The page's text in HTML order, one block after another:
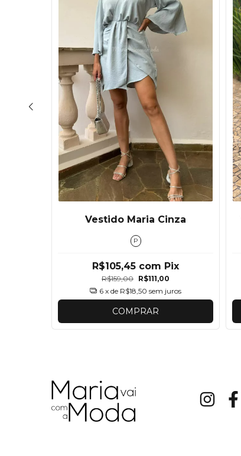
Vestido Maria Cinza
P
R$159,00 R$111,00
R$105,45 com Pix
6 x de R$18,50 sem juros
COMPRAR